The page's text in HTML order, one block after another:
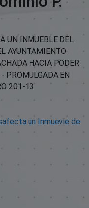
UN INMUEBLE DEL
AYUNTAMIENTO
HACIA PODER
PROMULGADA EN
201-13
un Inmuevle de